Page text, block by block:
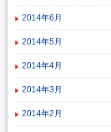
2014年6月
2014年5月
2014年4月
2014年3月
2014年2月